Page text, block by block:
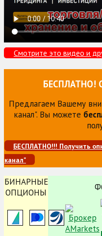
Смотрите это видео и
БЕСПЛАТНО!
Предлагаем Вашему
канал". Вы можете
БЕСПЛАТНО!!! Получить
канал"
БИНАРНЫЕ
ОПЦИОНЫ